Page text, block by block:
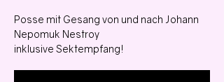
Posse mit Gesang von und nach Johann
Nepomuk Nestroy